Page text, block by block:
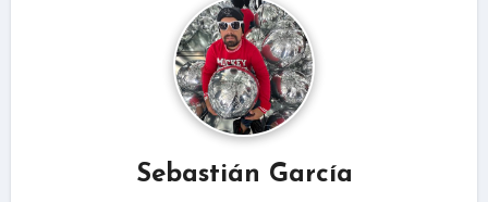
Sebastián García